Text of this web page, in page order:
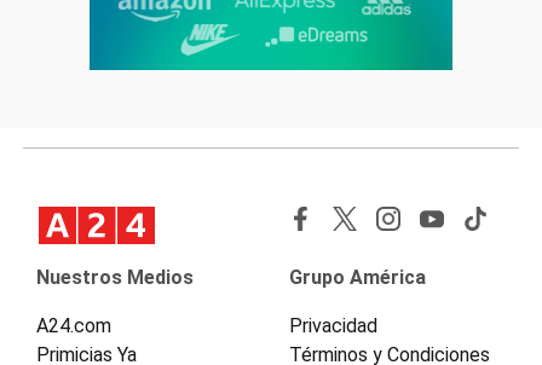
Nuestros Medios
A24.com
Primicias Ya
Grupo América
Privacidad
Términos y Condiciones